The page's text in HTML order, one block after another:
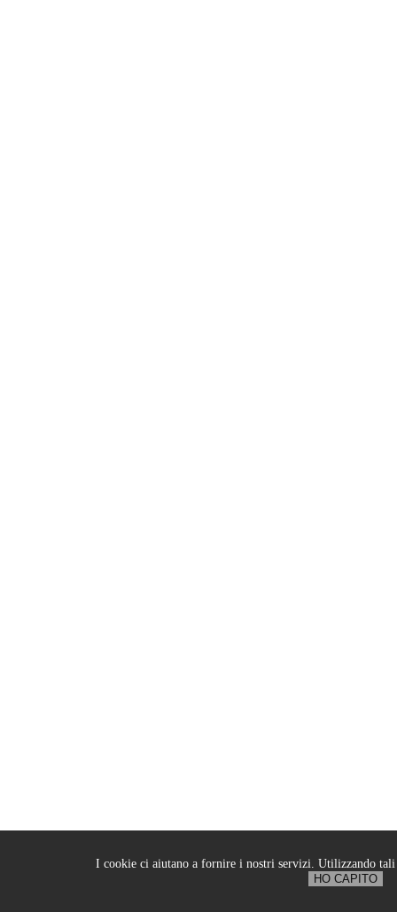
I cookie ci aiutano a fornire i nostri servizi. Utilizzando
HO CAPITO